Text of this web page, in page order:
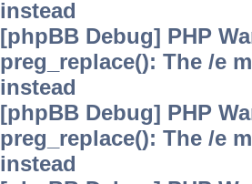
instead
[phpBB Debug] PHP
preg_replace(): The /e
instead
[phpBB Debug] PHP
preg_replace(): The /e
instead